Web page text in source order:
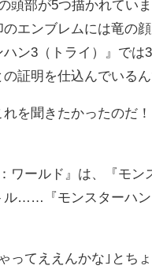
頭部が5つ描かれてい
エンブレムには竜の
ハン3（トライ）』で
証明を仕込んでいるん
を聞きたかったのだ
ワールド』は、『モ
ル……『モンスターハ
ってええんかな｣とち